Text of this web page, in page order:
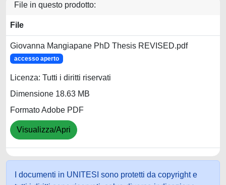
File in questo prodotto:
File
Giovanna Mangiapane PhD Thesis REVISED.pdf
accesso aperto
Licenza: Tutti i diritti riservati
Dimensione 18.63 MB
Formato Adobe PDF
Visualizza/Apri
I documenti in UNITESI sono protetti da copyright e